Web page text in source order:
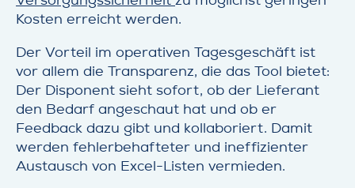
Kosten erreicht werden.
Der Vorteil im operativen Tagesgeschäft ist
vor allem die Transparenz, die das Tool bietet:
Der Disponent sieht sofort, ob der Lieferant
den Bedarf angeschaut hat und ob er
Feedback dazu gibt und kollaboriert. Damit
werden fehlerbehafteter und ineffizienter
Austausch von Excel-Listen vermieden.